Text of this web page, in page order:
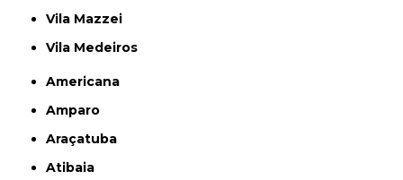
Vila Mazzei
Vila Medeiros
Americana
Amparo
Araçatuba
Atibaia